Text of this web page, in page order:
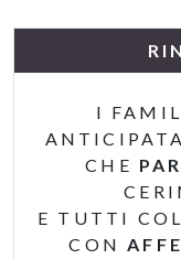
I
CHE
E TUTTI
CON